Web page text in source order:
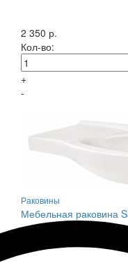
2 350 р.
Кол-во:
+
-
Раковины
Мебельная раковина